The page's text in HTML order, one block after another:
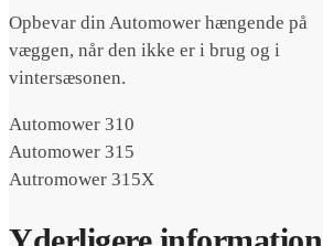
Opbevar din Automower hængende på
væggen, når den ikke er i brug og i
vintersæsonen.
Automower 310
Automower 315
Autromower 315X